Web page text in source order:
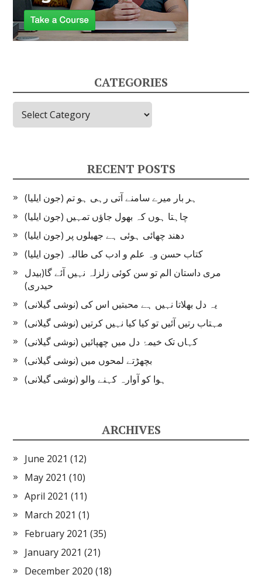
CATEGORIES
Categories
RECENT POSTS
ہر بار میرے سامنے آتی رہی ہو تم (جون ایلیا)
چاہتا ہوں کہ بھول جاؤں تمہیں (جون ایلیا)
دھند چھائی ہوئی ہے جھیلوں پر (جون ایلیا)
کتاب حسن وہ علم و ادب کی طالبہ (جون ایلیا)
مری داستان الم تو سن کوئی زلزلہ نہیں آئے گا(بیدل
حیدری)
یہ دل بھلاتا نہیں ہے محبتیں اس کی (نوشی گیلانی)
مہتاب رتیں آئیں تو کیا کیا نہیں کرتیں (نوشی گیلانی)
کہاں تک خیمۂ دل میں چھپائیں (نوشی گیلانی)
بچھڑتے لمحوں میں (نوشی گیلانی)
ہوا کو آوارہ کہنے والو (نوشی گیلانی)
ARCHIVES
June 2021 (12)
May 2021 (10)
April 2021 (11)
March 2021 (1)
February 2021 (35)
January 2021 (21)
December 2020 (18)